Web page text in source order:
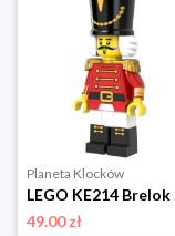
Planeta Klocków
49.00 zł